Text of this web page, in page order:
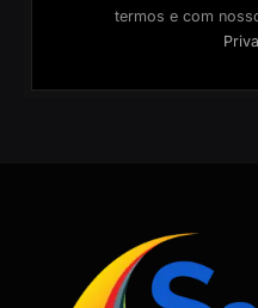
termos e com